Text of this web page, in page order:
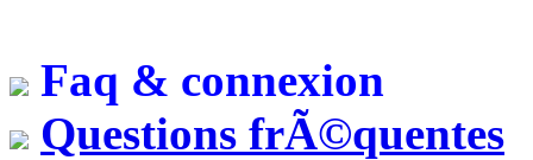
Faq & connexion
Questions frÃ©quentes